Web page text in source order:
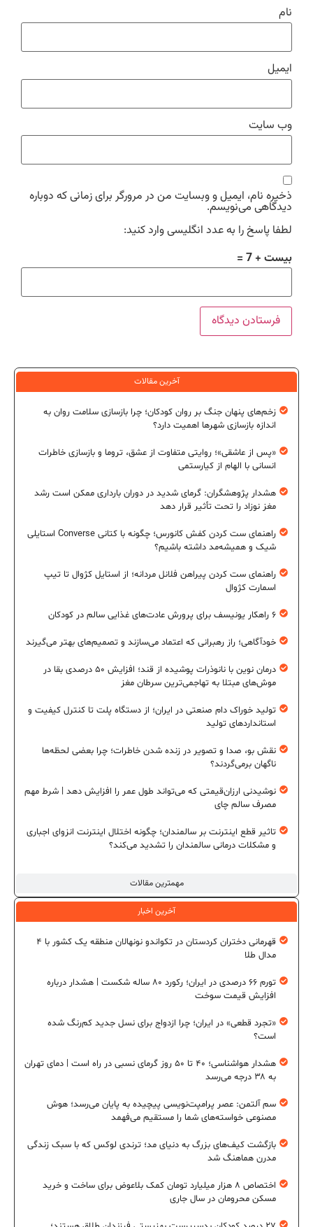
نام
ایمیل
وب‌ سایت
ذخیره نام، ایمیل و وبسایت من در مرورگر برای زمانی که دوباره
دیدگاهی می‌نویسم.
لطفا پاسخ را به عدد انگلیسی وارد کنید:
بیست + 7 =
آخرین مقالات
مهمترین مقالات
زخم‌های پنهان جنگ بر روان کودکان؛ چرا بازسازی سلامت روان به
اندازه بازسازی شهرها اهمیت دارد؟
«پس از عاشقی»؛ روایتی متفاوت از عشق، تروما و بازسازی خاطرات
انسانی با الهام از کیارستمی
هشدار پژوهشگران: گرمای شدید در دوران بارداری ممکن است رشد
مغز نوزاد را تحت تأثیر قرار دهد
راهنمای ست کردن کفش کانورس؛ چگونه با کتانی Converse استایلی
شیک و همیشه‌مد داشته باشیم؟
راهنمای ست کردن پیراهن فلانل مردانه؛ از استایل کژوال تا تیپ
اسمارت کژوال
۶ راهکار یونیسف برای پرورش عادت‌های غذایی سالم در کودکان
خودآگاهی؛ راز رهبرانی که اعتماد می‌سازند و تصمیم‌های بهتر می‌گیرند
درمان نوین با نانوذرات پوشیده از قند؛ افزایش ۵۰ درصدی بقا در
موش‌های مبتلا به تهاجمی‌ترین سرطان مغز
تولید خوراک دام صنعتی در ایران؛ از دستگاه پلت تا کنترل کیفیت و
استانداردهای تولید
نقش بو، صدا و تصویر در زنده شدن خاطرات؛ چرا بعضی لحظه‌ها
ناگهان برمی‌گردند؟
نوشیدنی ارزان‌قیمتی که می‌تواند طول عمر را افزایش دهد | شرط مهم
مصرف سالم چای
تاثیر قطع اینترنت بر سالمندان؛ چگونه اختلال اینترنت انزوای اجباری
و مشکلات درمانی سالمندان را تشدید می‌کند؟
آخرین اخبار
قهرمانی دختران کردستان در تکواندو نونهالان منطقه یک کشور با ۴
مدال طلا
تورم ۶۶ درصدی در ایران؛ رکورد ۸۰ ساله شکست | هشدار درباره
افزایش قیمت سوخت
«تجرد قطعی» در ایران؛ چرا ازدواج برای نسل جدید کم‌رنگ شده
است؟
هشدار هواشناسی؛ ۴۰ تا ۵۰ روز گرمای نسبی در راه است | دمای تهران
به ۳۸ درجه می‌رسد
سم آلتمن: عصر پرامپت‌نویسی پیچیده به پایان می‌رسد؛ هوش
مصنوعی خواسته‌های شما را مستقیم می‌فهمد
بازگشت کیف‌های بزرگ به دنیای مد؛ ترندی لوکس که با سبک زندگی
مدرن هماهنگ شد
اختصاص ۸ هزار میلیارد تومان کمک بلاعوض برای ساخت و خرید
مسکن محرومان در سال جاری